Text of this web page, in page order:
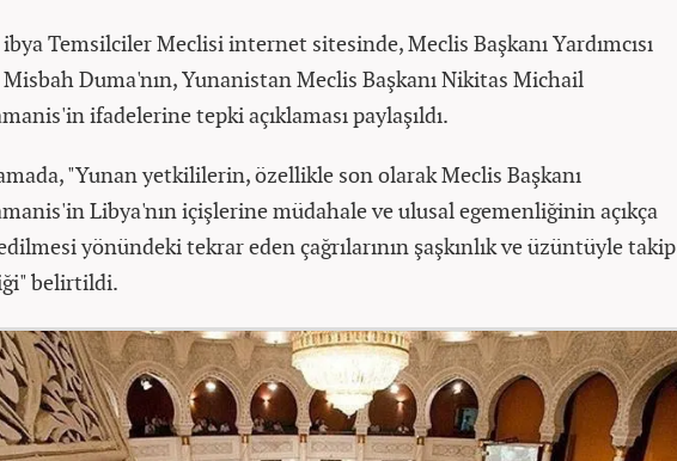
ibya Temsilciler Meclisi internet sitesinde, Meclis Başkanı Yardımcısı
Misbah Duma'nın, Yunanistan Meclis Başkanı Nikitas Michail
ifadelerine tepki açıklaması paylaşıldı.
"Yunan yetkililerin, özellikle son olarak Meclis Başkanı
Libya'nın içişlerine müdahale ve ulusal egemenliğinin açıkça
yönündeki tekrar eden çağrılarının şaşkınlık ve üzüntüyle takip
belirtildi.